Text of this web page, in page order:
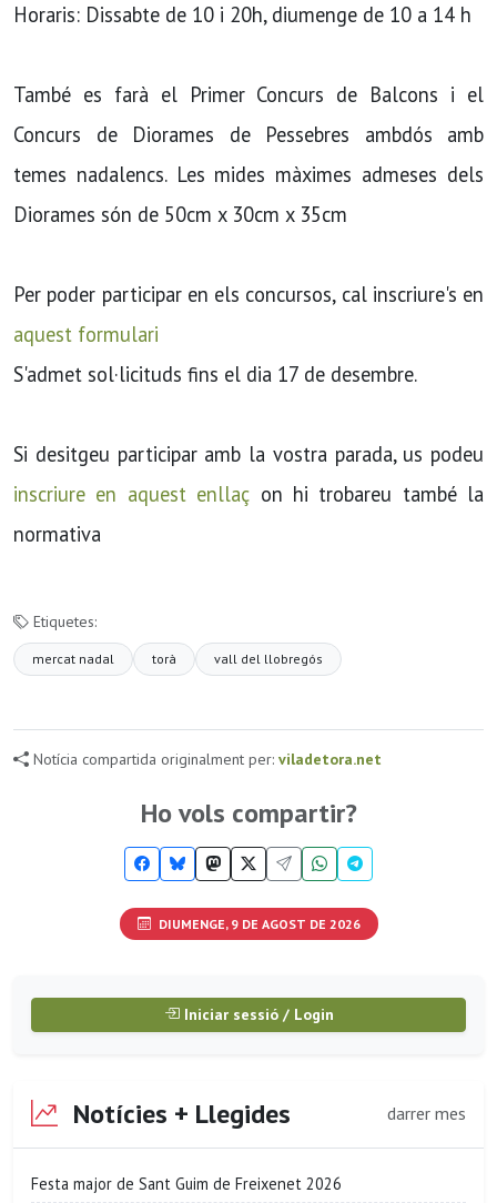
Horaris: Dissabte de 10 i 20h, diumenge de 10 a 14 h
També es farà el Primer Concurs de Balcons i el
Concurs de Diorames de Pessebres ambdós amb
temes nadalencs. Les mides màximes admeses dels
Diorames són de 50cm x 30cm x 35cm
Per poder participar en els concursos, cal inscriure's en
aquest formulari
S'admet sol·licituds fins el dia 17 de desembre.
Si desitgeu participar amb la vostra parada, us podeu
inscriure en aquest enllaç on hi trobareu també la
normativa
Etiquetes:
mercat nadal torà vall del llobregós
Notícia compartida originalment per: viladetora.net
Ho vols compartir?
DIUMENGE, 9 DE AGOST DE 2026
Iniciar sessió / Login
Notícies + Llegides darrer mes
Festa major de Sant Guim de Freixenet 2026